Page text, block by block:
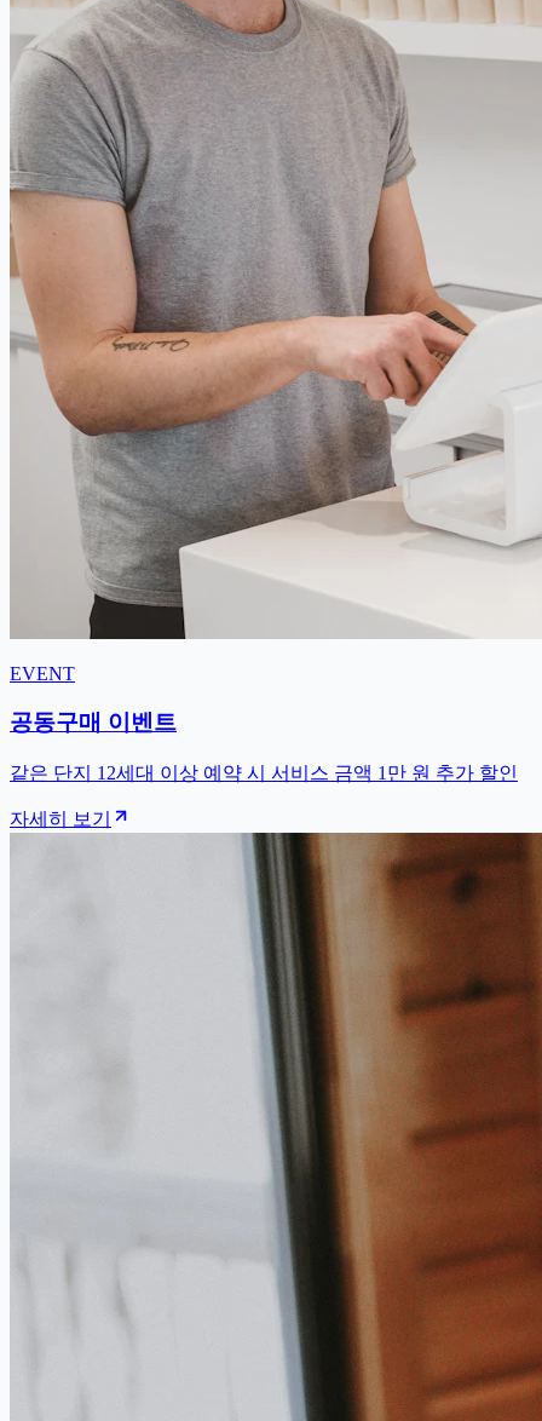
EVENT
공동구매 이벤트
같은 단지 12세대 이상 예약 시 서비스 금액 1만 원 추가 할인
자세히 보기